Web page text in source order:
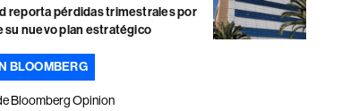
reporta pérdidas trimestrales por
su nuevo plan estratégico
BLOOMBERG
Bloomberg Opinion